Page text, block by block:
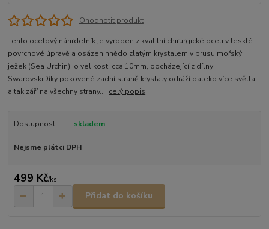
Ohodnotit produkt
Tento ocelový náhrdelník je vyroben z kvalitní chirurgické oceli v lesklé
povrchové úpravě a osázen hnědo zlatým krystalem v brusu mořský
ježek (Sea Urchin), o velikosti cca 10mm, pocházející z dílny
SwarovskiDíky pokovené zadní straně krystaly odráží daleko více světla
a tak září na všechny strany.... celý popis
Dostupnost skladem
Nejsme plátci DPH
499 Kč/ks
Přidat do košíku